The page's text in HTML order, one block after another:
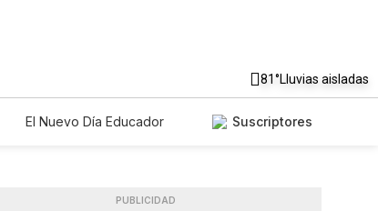
81°Lluvias aisladas
El Nuevo Día Educador
Suscriptores
PUBLICIDAD